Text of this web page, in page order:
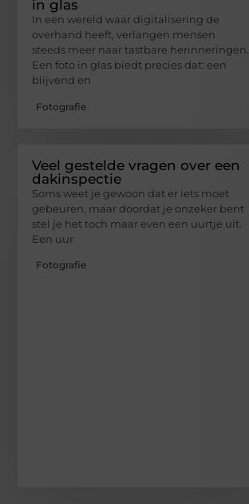
in glas
In een wereld waar digitalisering de
overhand heeft, verlangen mensen
steeds meer naar tastbare herinneringen.
Een foto in glas biedt precies dat: een
blijvend en
Fotografie
Veel gestelde vragen over een
dakinspectie
Soms weet je gewoon dat er iets moet
gebeuren, maar doordat je onzeker bent
stel je het toch maar even een uurtje uit.
Een uur
Fotografie